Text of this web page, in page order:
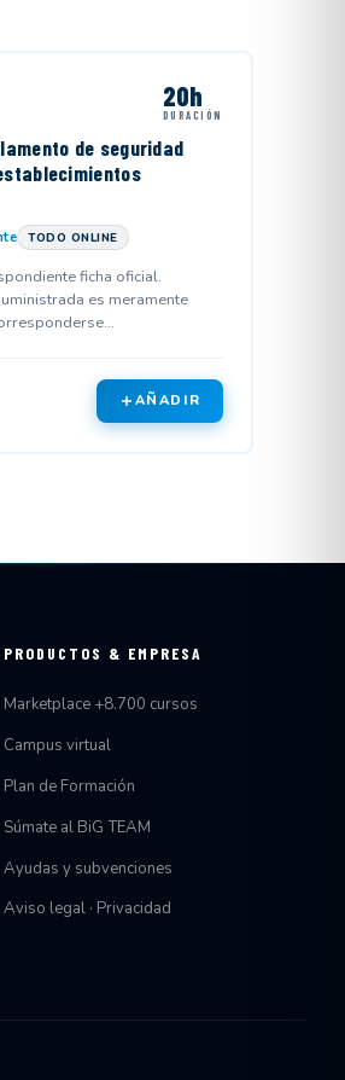
20h
DURACIÓN
de seguridad
TODO ONLINE
ficha oficial.
es meramente
AÑADIR
PRODUCTOS & EMPRESA
Marketplace +8.700 cursos
Campus virtual
Plan de Formación
Súmate al BiG TEAM
Ayudas y subvenciones
Aviso legal · Privacidad